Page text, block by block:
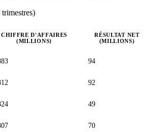
CHIFFRE D'AFFAIRES
(MILLIONS)
RÉSULTAT NET
(MILLIONS)
94
92
49
70